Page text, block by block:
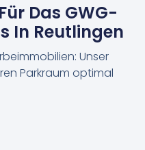
Das GWG-
In Reutlingen
Unser
Parkraum optimal